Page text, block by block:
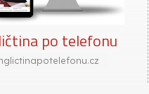
Včelín
vceline.cz